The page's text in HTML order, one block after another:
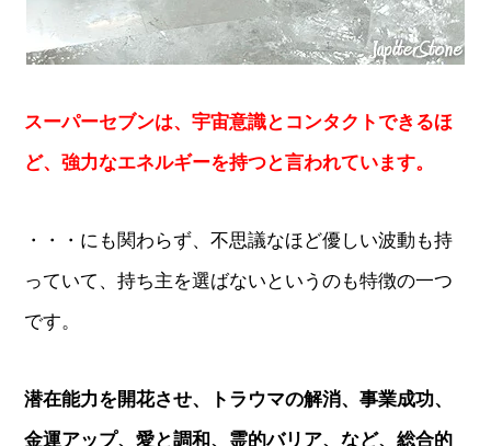
スーパーセブンは、宇宙意識とコンタクトできるほ
ど、強力なエネルギーを持つと言われています。
・・・にも関わらず、不思議なほど優しい波動も持
っていて、持ち主を選ばないというのも特徴の一つ
です。
潜在能力を開花させ、トラウマの解消、事業成功、
金運アップ、愛と調和、霊的バリア、など、総合的